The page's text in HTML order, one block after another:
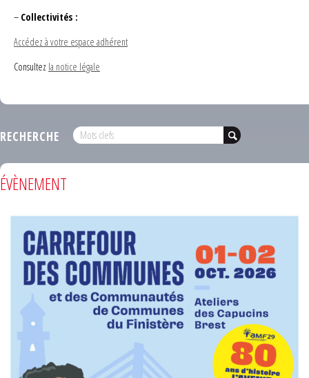
– Collectivités :
Accédez à votre espace adhérent
Consultez la notice légale
RECHERCHE
ÉVÈNEMENT